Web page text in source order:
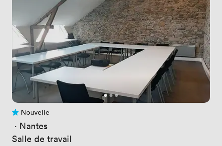
Pas encore d'avis
Nouvelle
· Nantes
Salle de travail